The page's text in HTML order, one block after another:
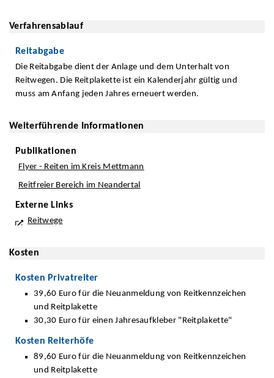
Verfahrensablauf
Reitabgabe
Die Reitabgabe dient der Anlage und dem Unterhalt von
Reitwegen. Die Reitplakette ist ein Kalenderjahr gültig und
muss am Anfang jeden Jahres erneuert werden.
Weiterführende Informationen
Publikationen
Flyer - Reiten im Kreis Mettmann
Reitfreier Bereich im Neandertal
Externe Links
Reitwege
Kosten
Kosten Privatreiter
39,60 Euro für die Neuanmeldung von Reitkennzeichen
und Reitplakette
30,30 Euro für einen Jahresaufkleber "Reitplakette"
Kosten Reiterhöfe
89,60 Euro für die Neuanmeldung von Reitkennzeichen
und Reitplakette